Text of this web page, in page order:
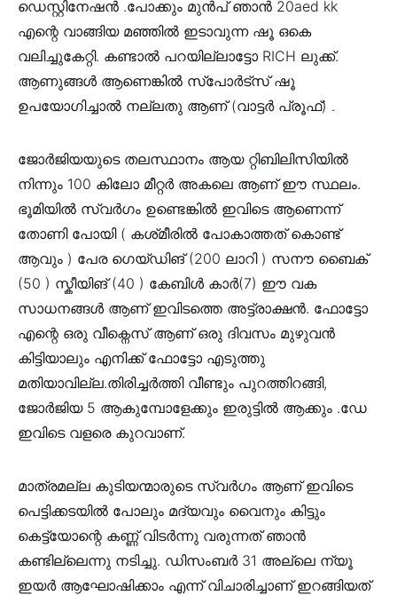
ഡെസ്റ്റിനേഷൻ .പോക്കും മുൻപ് ഞാൻ 20aed kk
എന്റെ വാങ്ങിയ മഞ്ഞിൽ ഇടാവുന്ന ഷൂ ഒകെ
വലിച്ചുകേറ്റി. കണ്ടാൽ പറയില്ലാട്ടോ RICH ലുക്ക്.
ആണുങ്ങൾ ആണെങ്കിൽ സ്പോർട്സ് ഷൂ
ഉപയോഗിച്ചാൽ നല്ലതു ആണ് (വാട്ടർ പ്രൂഫ്) .
ജോർജിയയുടെ തലസ്ഥാനം ആയ റ്റിബിലിസിയിൽ
നിന്നും 100 കിലോ മീറ്റർ അകലെ ആണ് ഈ സ്ഥലം.
ഭൂമിയിൽ സ്വർഗം ഉണ്ടെങ്കിൽ ഇവിടെ ആണെന്ന്
തോണി പോയി ( കശ്‍മീരിൽ പോകാത്തത് കൊണ്ട്
ആവും ) പേര ഗെയ്‌ഡിങ് (200 ലാറി ) സനൗ ബൈക്
(50 ) സ്കീയിങ് (40 ) കേബിൾ കാർ(7) ഈ വക
സാധനങ്ങൾ ആണ് ഇവിടത്തെ അട്ട്രാക്ഷൻ. ഫോട്ടോ
എന്റെ ഒരു വീക്നെസ് ആണ് ഒരു ദിവസം മുഴുവൻ
കിട്ടിയാലും എനിക്ക് ഫോട്ടോ എടുത്തു
മതിയാവില്ല.തിരിച്ചർത്തി വീണ്ടും പുറത്തിറങ്ങി,
ജോർജിയ 5 ആകുമ്പോളേക്കും ഇരുട്ടിൽ ആക്കും .ഡേ
ഇവിടെ വളരെ കുറവാണ്.
മാത്രമല്ല കുടിയന്മാരുടെ സ്വർഗം ആണ് ഇവിടെ
പെട്ടിക്കടയിൽ പോലും മദ്യവും വൈനും കിട്ടും
കെട്ട്യോന്റെ കണ്ണ് വിടർന്നു വരുന്നത് ഞാൻ
കണ്ടില്ലെന്നു നടിച്ചു. ഡിസംബർ 31 അല്ലെ ന്യൂ
ഇയർ ആഘോഷിക്കാം എന്ന് വിചാരിച്ചാണ് ഇറങ്ങിയത്